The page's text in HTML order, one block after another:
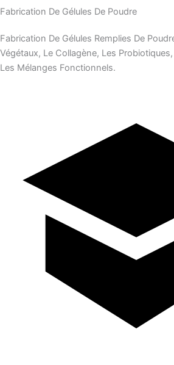
Fabrication De Gélules De Poudre
Fabrication De Gélules Remplies De
Végétaux, Le Collagène, Les
Les Mélanges Fonctionnels.